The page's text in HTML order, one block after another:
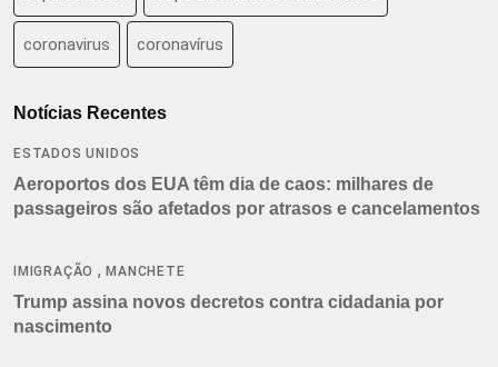
coronavirus coronavírus
Notícias Recentes
ESTADOS UNIDOS
Aeroportos dos EUA têm dia de caos: milhares de
passageiros são afetados por atrasos e cancelamentos
IMIGRAÇÃO ,MANCHETE
Trump assina novos decretos contra cidadania por
nascimento